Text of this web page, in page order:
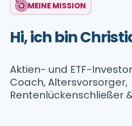
MEINE MISSION
Hi, ich bin
Aktien- und ETF-
Coach, Altersvorsorger,
Rentenlückenschließer